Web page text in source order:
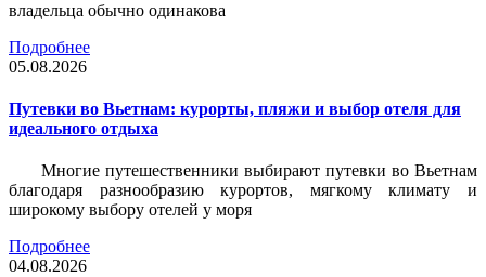
владельца обычно одинакова
Подробнее
05.08.2026
Путевки во Вьетнам: курорты, пляжи и выбор отеля для
идеального отдыха
Многие путешественники выбирают путевки во Вьетнам
благодаря разнообразию курортов, мягкому климату и
широкому выбору отелей у моря
Подробнее
04.08.2026